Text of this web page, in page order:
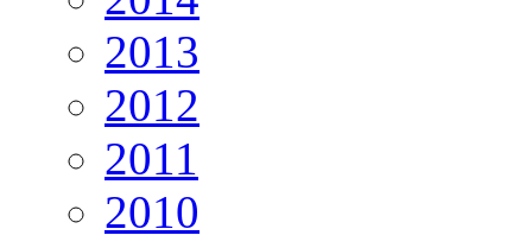
2013
2012
2011
2010